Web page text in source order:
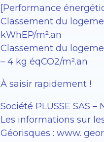
[Performance
Classement du
kWhEP/m².an
Classement du
– 4 kg éqCO2/m².an
À saisir rapidement !
Société PLUSSE SAS
Les informations sur
Géorisques : www.